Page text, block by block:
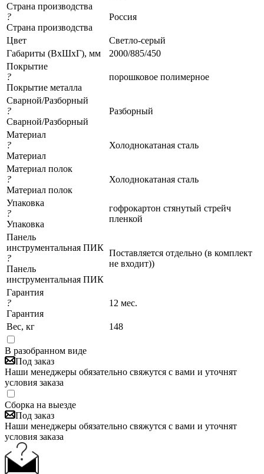
Страна производства
?
Страна производства
Россия
Цвет
Светло-серый
Габариты (ВхШхГ), мм
2000/885/450
Покрытие
?
Покрытие металла
порошковое полимерное
Сварной/Разборный
?
Сварной/Разборный
Разборный
Материал
?
Материал
Холоднокатаная сталь
Материал полок
?
Материал полок
Холоднокатаная сталь
Упаковка
?
Упаковка
гофрокартон стянутый стрейч
пленкой
Панель
инструментальная ПИК
?
Панель
инструментальная ПИК
Поставляется отдельно (в комплект
не входит))
Гарантия
?
Гарантия
12 мес.
Вес, кг 148
В разобранном виде
Под заказ
Наши менеджеры обязательно свяжутся с вами и уточнят
условия заказа
Сборка на выезде
Под заказ
Наши менеджеры обязательно свяжутся с вами и уточнят
условия заказа